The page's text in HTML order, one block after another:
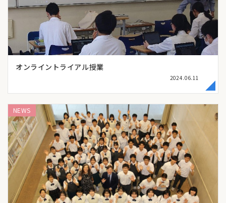
オンライントライアル授業
2024.06.11
NEWS